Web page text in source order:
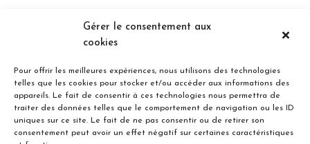
Gérer le consentement aux
cookies
Pour offrir les meilleures expériences, nous utilisons des technologies
telles que les cookies pour stocker et/ou accéder aux informations des
appareils. Le fait de consentir à ces technologies nous permettra de
traiter des données telles que le comportement de navigation ou les ID
uniques sur ce site. Le fait de ne pas consentir ou de retirer son
consentement peut avoir un effet négatif sur certaines caractéristiques
514 732.0222
Concorde Est, Laval, Québec H7G 2E4 Canada
Entreprise familiale du Québec depuis plus de 40 ans.